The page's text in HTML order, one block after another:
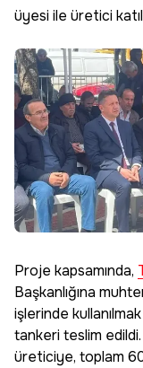
üyesi ile üretici
Proje kapsamında,
Başkanlığına
işlerinde
tankeri teslim
üreticiye, toplam